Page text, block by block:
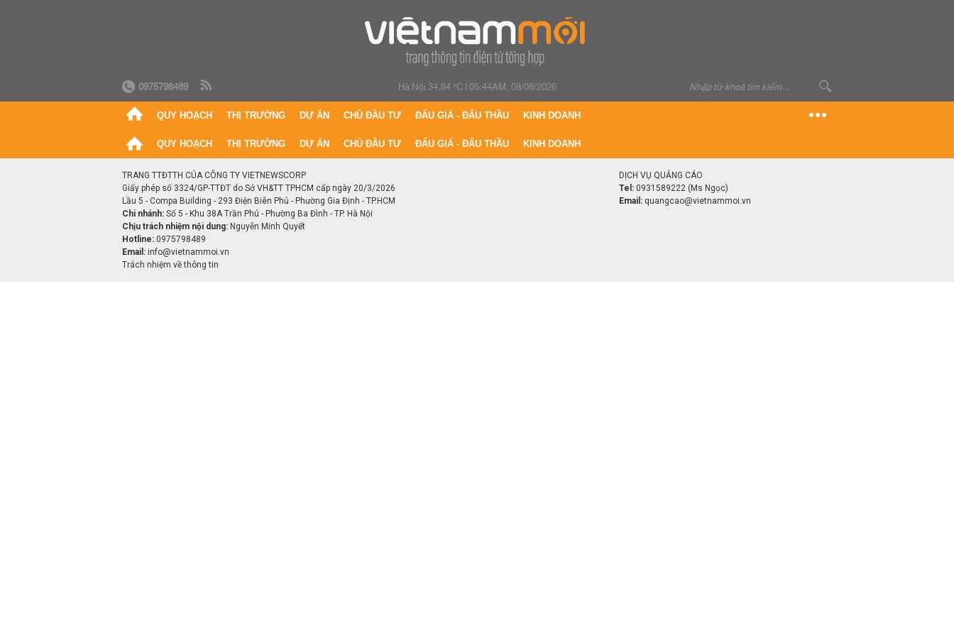
0975798489 Hà Nội 34.84 °C|05:44AM, 08/08/2026
QUY HOẠCH THỊ TRƯỜNG DỰ ÁN CHỦ ĐẦU TƯ ĐẤU GIÁ - ĐẤU THẦU KINH DOANH
QUY HOẠCH THỊ TRƯỜNG DỰ ÁN CHỦ ĐẦU TƯ ĐẤU GIÁ - ĐẤU THẦU KINH DOANH
TRANG TTĐTTH CỦA CÔNG TY VIETNEWSCORP
Giấy phép số 3324/GP-TTĐT do Sở VH&TT TPHCM cấp ngày 20/3/2026
Lầu 5 - Compa Building - 293 Điện Biên Phủ - Phường Gia Định - TP.HCM
Chi nhánh: Số 5 - Khu 38A Trần Phú - Phường Ba Đình - TP. Hà Nội
Chịu trách nhiệm nội dung: Nguyễn Minh Quyết
Hotline: 0975798489
Email: info@vietnammoi.vn
Trách nhiệm về thông tin
DỊCH VỤ QUẢNG CÁO
Tel: 0931589222 (Ms Ngọc)
Email: quangcao@vietnammoi.vn